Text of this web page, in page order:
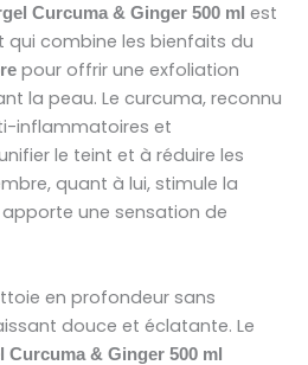
Curcuma & Ginger 500 ml est
qui combine les bienfaits du
pour offrir une exfoliation
la peau. Le curcuma, reconnu
inflammatoires et
le teint et à réduire les
quant à lui, stimule la
une sensation de
en profondeur sans
douce et éclatante. Le
& Ginger 500 ml